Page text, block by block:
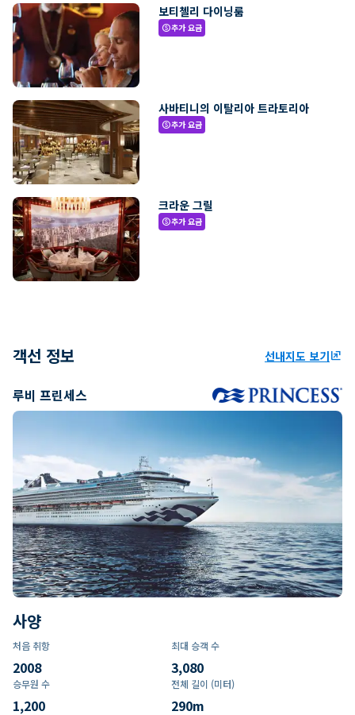
보티첼리 다이닝룸
paid추가 요금
사바티니의 이탈리아 트라토리아
paid추가 요금
크라운 그릴
paid추가 요금
객선 정보 선내지도 보기ungroup
루비 프린세스
사양
처음 취항
2008
최대 승객 수
3,080
승무원 수
1,200
전체 길이 (미터)
290m